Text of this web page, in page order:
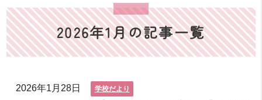
2026年1月の記事一覧
2026年1月28日 学校だより